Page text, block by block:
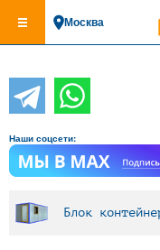
основному
Москва
Наши соцсети:
Блок